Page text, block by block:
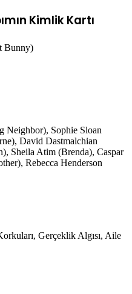
Kimlik Kartı
Bunny)
Neighbor), Sophie Sloan
David Dastmalchian
Sheila Atim (Brenda), Caspar
Rebecca Henderson
Gerçeklik Algısı, Aile